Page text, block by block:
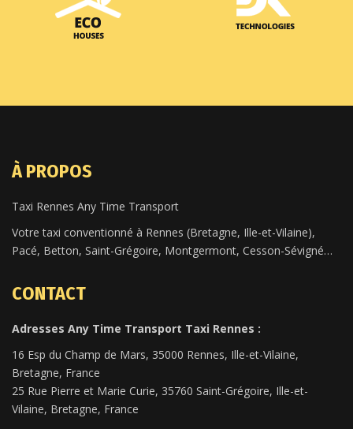
À PROPOS
Taxi Rennes Any Time Transport
Votre taxi conventionné à Rennes (Bretagne, Ille-et-Vilaine),
Pacé, Betton, Saint-Grégoire, Montgermont, Cesson-Sévigné…
CONTACT
Adresses Any Time Transport Taxi Rennes :
16 Esp du Champ de Mars, 35000 Rennes, Ille-et-Vilaine,
Bretagne, France
25 Rue Pierre et Marie Curie, 35760 Saint-Grégoire, Ille-et-
Vilaine, Bretagne, France